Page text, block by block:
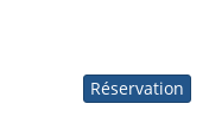
Réservation